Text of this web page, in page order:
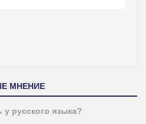
МНЕНИЕ
русского языка?